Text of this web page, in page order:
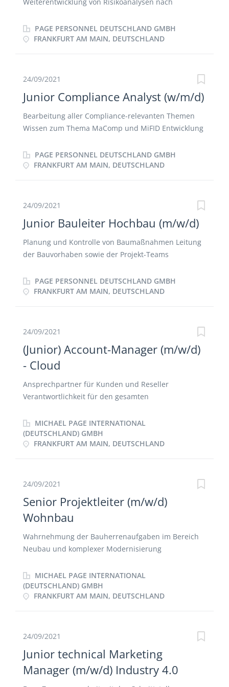
Transaktionsmonitoring Bearbeitung von
Verdachtsmeldungen Kontrolle von
insbesondere im Kundenannahmeprozess
Bearbeitung eingehender Verdachtsmeldungen inkl.
dazugehöriger Entscheidungen
PAGE PERSONNEL DEUTSCHLAND GMBH
FRANKFURT AM MAIN, DEUTSCHLAND
24/09/2021
Junior Compliance Analyst (w/m/d)
Bearbeitung aller Compliance-relevanten Themen
Wissen zum Thema MaComp und MiFID Entwicklung
und regulatorische Vorgaben, sowie die Einführung,
die Umsetzung und Einhaltung der Compliance
der Einhaltung aller Regelungen im Bereich
PAGE PERSONNEL DEUTSCHLAND GMBH
FRANKFURT AM MAIN, DEUTSCHLAND
24/09/2021
Junior Bauleiter Hochbau (m/w/d)
Planung und Kontrolle von Baumaßnahmen Leitung
der Bauvorhaben sowie der Projekt-Teams
Termin- und Kostenverfolgung Aktives Termin-,
Qualitäts- und Kostenmanagement Sicherung der
PAGE PERSONNEL DEUTSCHLAND GMBH
FRANKFURT AM MAIN, DEUTSCHLAND
24/09/2021
(Junior) Account-Manager (m/w/d)
- Cloud
Ansprechpartner für Kunden und Reseller
Verantwortlichkeit für den gesamten
und Sicherung der Produktqualität Kontinuierliche
Markt- und Wettbewerbsbeobachtung Präsentation
des Unternehmensportfolios (u.a. auch auf Messen)
MICHAEL PAGE INTERNATIONAL
(DEUTSCHLAND) GMBH
FRANKFURT AM MAIN, DEUTSCHLAND
24/09/2021
Senior Projektleiter (m/w/d)
Wohnbau
Wahrnehmung der Bauherrenaufgaben im Bereich
Neubau und komplexer Modernisierung
Architekten und Fachplanern Projektleitung zur
Durchsetzung der Interessen des Bauherrn
insbesondere gegenüber Generalunternehmern (GU)
firmeninternen Richtlinien und Vorgaben bei der
Steuerung und Kontrolle externer Planer, Baufirmen
und Dienstleister mit Fokus auf ausführende
Unternehmen, Generalunternehmer und
MICHAEL PAGE INTERNATIONAL
(DEUTSCHLAND) GMBH
FRANKFURT AM MAIN, DEUTSCHLAND
24/09/2021
Junior technical Marketing
Manager (m/w/d) Industry 4.0